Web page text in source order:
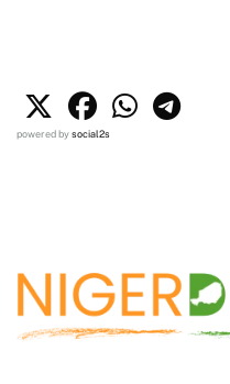
powered bysocial2s